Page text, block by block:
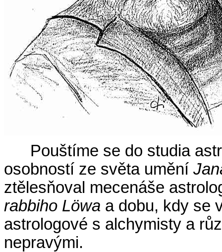
Pouštíme se do studia
osobností ze světa umění
ztělesňoval mecenáše
rabbiho Löwa a dobu, kdy se
astrologové s alchymisty a
nepravými.